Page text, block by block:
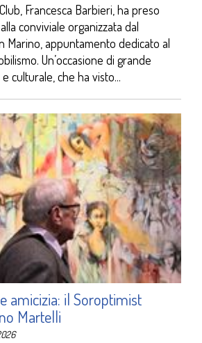
Francesca Barbieri, ha preso
conviviale organizzata dal
Marino, appuntamento dedicato al
Un’occasione di grande
culturale, che ha visto...
amicizia: il Soroptimist
Martelli